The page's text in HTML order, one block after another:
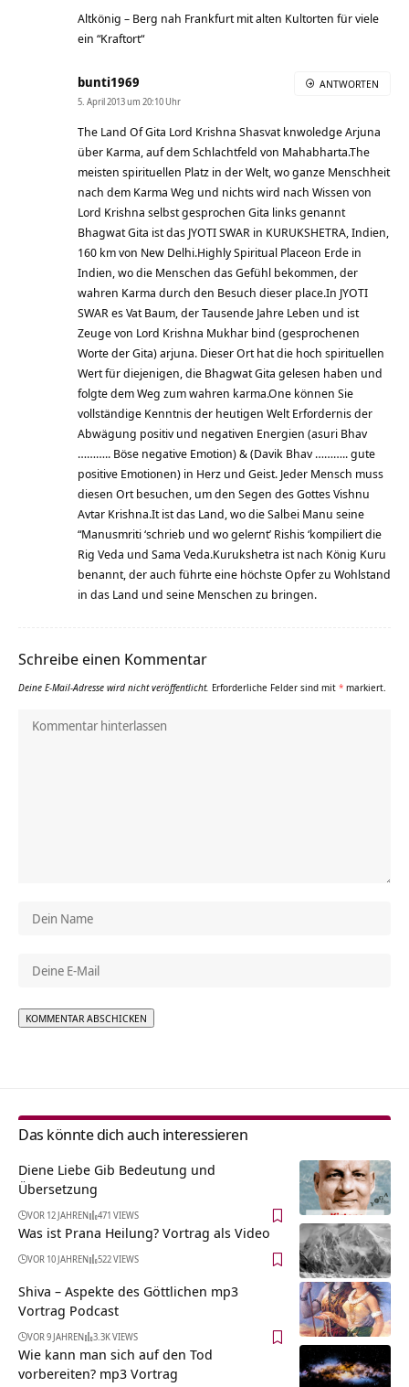
Altkönig – Berg nah Frankfurt mit alten Kultorten für viele
ein “Kraftort“
bunti1969
5. April 2013 um 20:10 Uhr
The Land Of Gita Lord Krishna Shasvat knwoledge Arjuna
über Karma, auf dem Schlachtfeld von Mahabharta.The
meisten spirituellen Platz in der Welt, wo ganze Menschheit
nach dem Karma Weg und nichts wird nach Wissen von
Lord Krishna selbst gesprochen Gita links genannt
Bhagwat Gita ist das JYOTI SWAR in KURUKSHETRA, Indien,
160 km von New Delhi.Highly Spiritual Placeon Erde in
Indien, wo die Menschen das Gefühl bekommen, der
wahren Karma durch den Besuch dieser place.In JYOTI
SWAR es Vat Baum, der Tausende Jahre Leben und ist
Zeuge von Lord Krishna Mukhar bind (gesprochenen
Worte der Gita) arjuna. Dieser Ort hat die hoch spirituellen
Wert für diejenigen, die Bhagwat Gita gelesen haben und
folgte dem Weg zum wahren karma.One können Sie
vollständige Kenntnis der heutigen Welt Erfordernis der
Abwägung positiv und negativen Energien (asuri Bhav
……….. Böse negative Emotion) & (Davik Bhav ……….. gute
positive Emotionen) in Herz und Geist. Jeder Mensch muss
diesen Ort besuchen, um den Segen des Gottes Vishnu
Avtar Krishna.It ist das Land, wo die Salbei Manu seine
“Manusmriti ‘schrieb und wo gelernt’ Rishis ‘kompiliert die
Rig Veda und Sama Veda.Kurukshetra ist nach König Kuru
benannt, der auch führte eine höchste Opfer zu Wohlstand
in das Land und seine Menschen zu bringen.
ANTWORTEN
Schreibe einen Kommentar
Deine E-Mail-Adresse wird nicht veröffentlicht. Erforderliche Felder sind mit * markiert.
Das könnte dich auch interessieren
Diene Liebe Gib Bedeutung und
Übersetzung
VOR 12 JAHREN 471 VIEWS
Was ist Prana Heilung? Vortrag als Video
VOR 10 JAHREN 522 VIEWS
Shiva – Aspekte des Göttlichen mp3
Vortrag Podcast
VOR 9 JAHREN 3.3K VIEWS
Wie kann man sich auf den Tod
vorbereiten? mp3 Vortrag